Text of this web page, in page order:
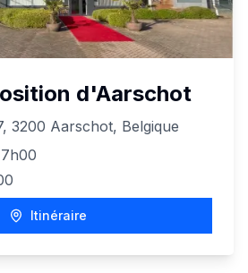
d'Aarschot
3200 Aarschot, Belgique
Itinéraire